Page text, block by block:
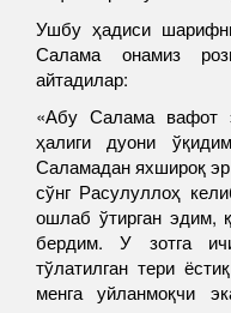
Ушбу ҳадиси
Салама онамиз
айтадилар:
«Абу Салама вафот
ҳалиги дуони
Саламадан яхшироқ
сўнг Расулуллоҳ
ошлаб ўтирган эдим,
бердим. У зотга
тўлатилган тери
менга уйланмоқчи